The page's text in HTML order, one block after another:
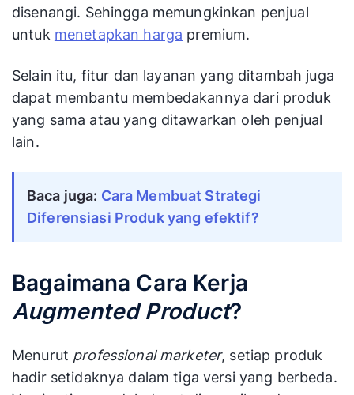
disenangi. Sehingga memungkinkan penjual
untuk menetapkan harga premium.
Selain itu, fitur dan layanan yang ditambah juga
dapat membantu membedakannya dari produk
yang sama atau yang ditawarkan oleh penjual
lain.
Baca juga: Cara Membuat Strategi
Diferensiasi Produk yang efektif?
Bagaimana Cara Kerja
Augmented Product?
Menurut professional marketer, setiap produk
hadir setidaknya dalam tiga versi yang berbeda.